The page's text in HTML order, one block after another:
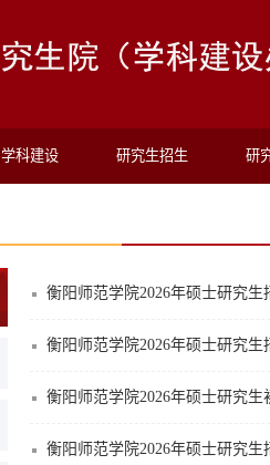
学科建设 研究生招生 研
衡阳师范学院2026年硕士研究
衡阳师范学院2026年硕士研究生
衡阳师范学院2026年硕士研究
衡阳师范学院2026年硕士研究生